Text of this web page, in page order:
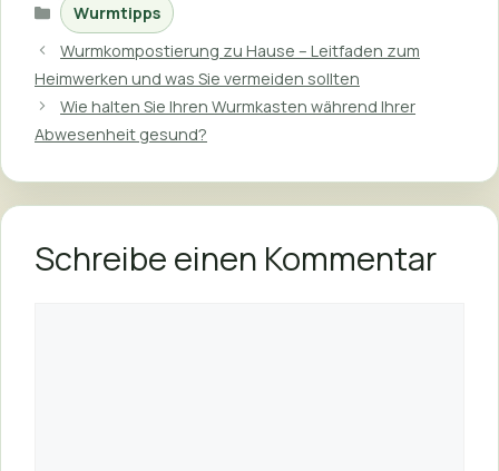
Wurmtipps
Wurmkompostierung zu Hause – Leitfaden zum
Heimwerken und was Sie vermeiden sollten
Wie halten Sie Ihren Wurmkasten während Ihrer
Abwesenheit gesund?
Schreibe einen Kommentar